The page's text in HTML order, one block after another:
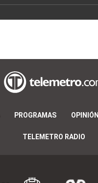
PROGRAMAS OPINIÓN
TELEMETRO RADIO